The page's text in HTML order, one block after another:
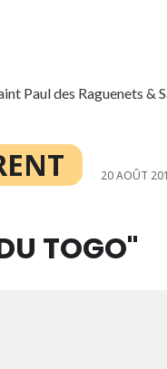
Paul des Raguenets &
20 AOÛT
TOGO"